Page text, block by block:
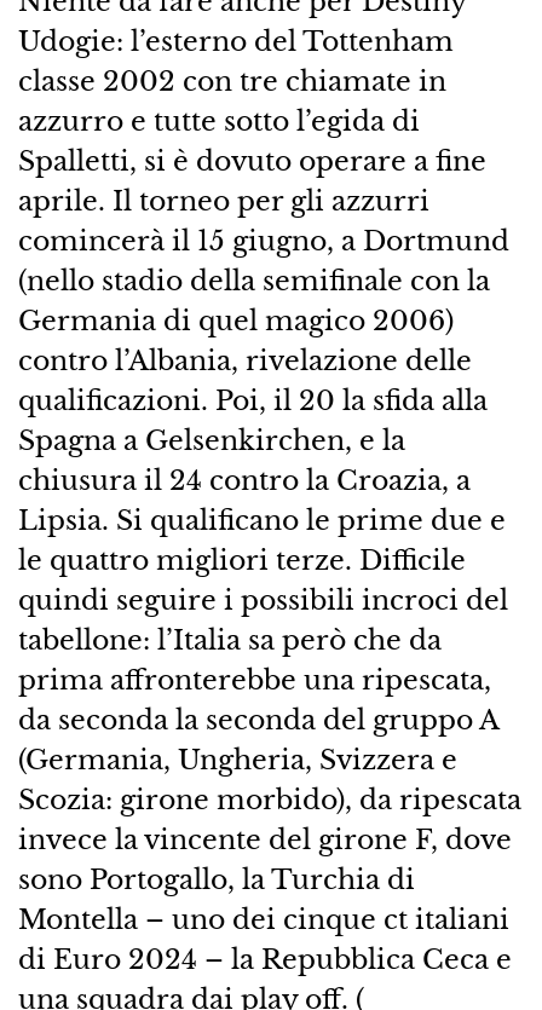
Udogie: l’esterno del Tottenham
classe 2002 con tre chiamate in
azzurro e tutte sotto l’egida di
Spalletti, si è dovuto operare a fine
aprile. Il torneo per gli azzurri
comincerà il 15 giugno, a Dortmund
(nello stadio della semifinale con la
Germania di quel magico 2006)
contro l’Albania, rivelazione delle
qualificazioni. Poi, il 20 la sfida alla
Spagna a Gelsenkirchen, e la
chiusura il 24 contro la Croazia, a
Lipsia. Si qualificano le prime due e
le quattro migliori terze. Difficile
quindi seguire i possibili incroci del
tabellone: l’Italia sa però che da
prima affronterebbe una ripescata,
da seconda la seconda del gruppo A
(Germania, Ungheria, Svizzera e
Scozia: girone morbido), da ripescata
invece la vincente del girone F, dove
sono Portogallo, la Turchia di
Montella – uno dei cinque ct italiani
di Euro 2024 – la Repubblica Ceca e
una squadra dai play off. (